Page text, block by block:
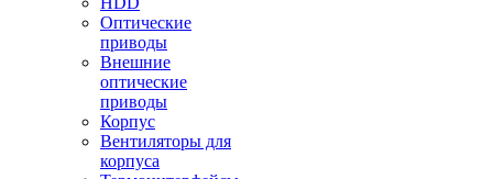
Оптические
приводы
Внешние
оптические
приводы
Корпус
Вентиляторы для
корпуса